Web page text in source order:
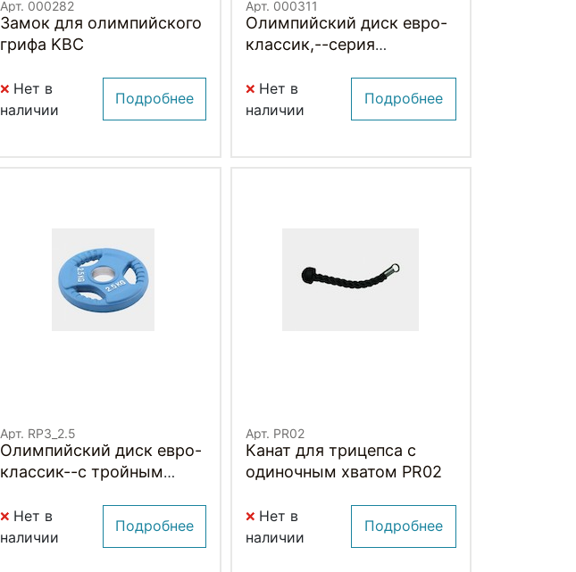
Арт. 000282
Замок для олимпийского
грифа KBC
Нет в
наличии
Подробнее
Арт. 000311
Олимпийский диск евро-
классик,--серия
Нет в
наличии
Подробнее
Арт. RP3_2.5
Олимпийский диск евро-
классик--с тройным
Нет в
наличии
Подробнее
Арт. PR02
Канат для трицепса с
одиночным хватом PR02
Нет в
наличии
Подробнее